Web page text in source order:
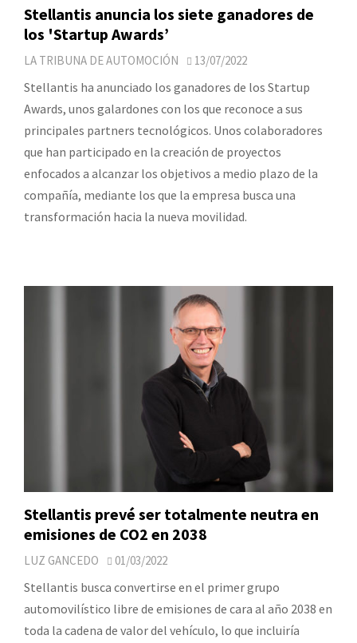
Stellantis anuncia los siete ganadores de
los 'Startup Awards’
LA TRIBUNA DE AUTOMOCIÓN 13/07/2022
Stellantis ha anunciado los ganadores de los Startup
Awards, unos galardones con los que reconoce a sus
principales partners tecnológicos. Unos colaboradores
que han participado en la creación de proyectos
enfocados a alcanzar los objetivos a medio plazo de la
compañía, mediante los que la empresa busca una
transformación hacia la nueva movilidad.
Stellantis prevé ser totalmente neutra en
emisiones de CO2 en 2038
LUZ GANCEDO 01/03/2022
Stellantis busca convertirse en el primer grupo
automovilístico libre de emisiones de cara al año 2038 en
toda la cadena de valor del vehículo, lo que incluiría